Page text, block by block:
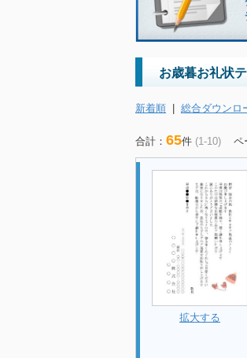
お歳暮お礼状
新着順 | 総合ダウンロ
合計： 65件 (1-10) ペ
拡大する